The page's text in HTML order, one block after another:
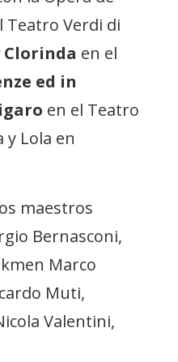
Teatro Verdi di
en el
ed in
en el Teatro
y Lola en
maestros
Bernasconi,
Marco
Muti,
Valentini,